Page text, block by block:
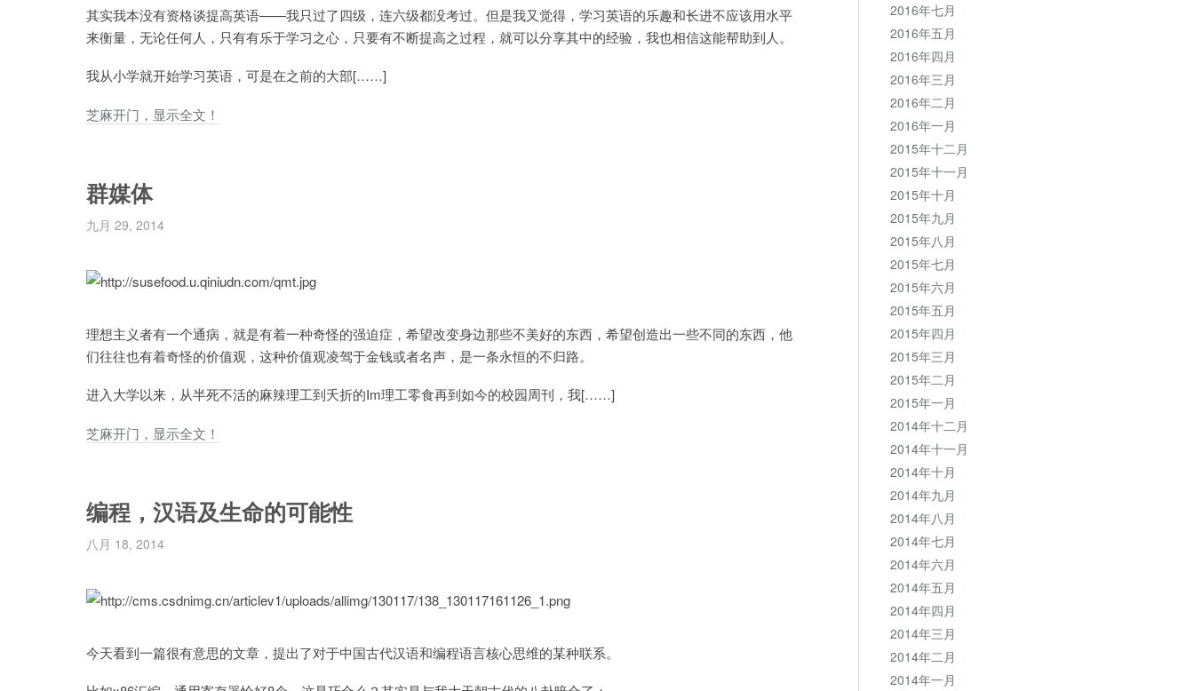
其实我本没有资格谈提高英语——我只过了四级，连六级都没考过。但是我又觉得，学习英语的乐趣和长进不应该用水平
来衡量，无论任何人，只有有乐于学习之心，只要有不断提高之过程，就可以分享其中的经验，我也相信这能帮助到人。
我从小学就开始学习英语，可是在之前的大部[……]
芝麻开门，显示全文！
群媒体
九月 29, 2014
理想主义者有一个通病，就是有着一种奇怪的强迫症，希望改变身边那些不美好的东西，希望创造出一些不同的东西，他
们往往也有着奇怪的价值观，这种价值观凌驾于金钱或者名声，是一条永恒的不归路。
进入大学以来，从半死不活的麻辣理工到夭折的Im理工零食再到如今的校园周刊，我[……]
芝麻开门，显示全文！
编程，汉语及生命的可能性
八月 18, 2014
今天看到一篇很有意思的文章，提出了对于中国古代汉语和编程语言核心思维的某种联系。
2016年七月
2016年五月
2016年四月
2016年三月
2016年二月
2016年一月
2015年十二月
2015年十一月
2015年十月
2015年九月
2015年八月
2015年七月
2015年六月
2015年五月
2015年四月
2015年三月
2015年二月
2015年一月
2014年十二月
2014年十一月
2014年十月
2014年九月
2014年八月
2014年七月
2014年六月
2014年五月
2014年四月
2014年三月
2014年二月
2014年一月